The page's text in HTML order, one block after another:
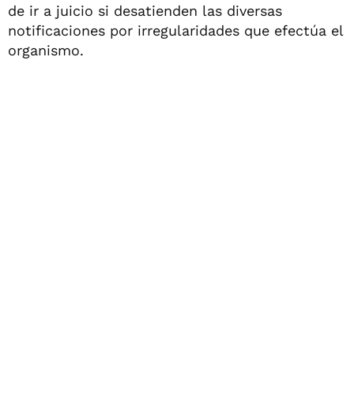
de ir a juicio si desatienden las diversas
notificaciones por irregularidades que efectúa el
organismo.